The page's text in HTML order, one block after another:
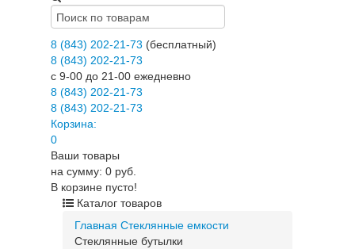
8 (843) 202-21-73 (бесплатный)
8 (843) 202-21-73
c 9-00 до 21-00 ежедневно
8 (843) 202-21-73
8 (843) 202-21-73
Корзина:
0
Ваши товары
на сумму: 0 руб.
В корзине пусто!
Каталог товаров
Главная Стеклянные емкости
Стеклянные бутылки